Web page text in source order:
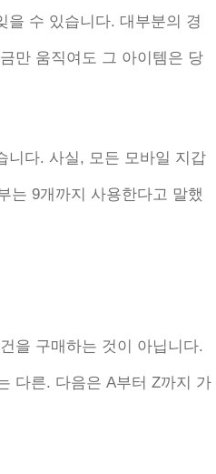
을 수 있습니다. 대부분의 경
만 움직여도 그 아이템은 당
니다. 사실, 모든 모바일 지갑
는 9개까지 사용한다고 말했
을 구매하는 것이 아닙니다.
다른. 다음은 A부터 Z까지 가